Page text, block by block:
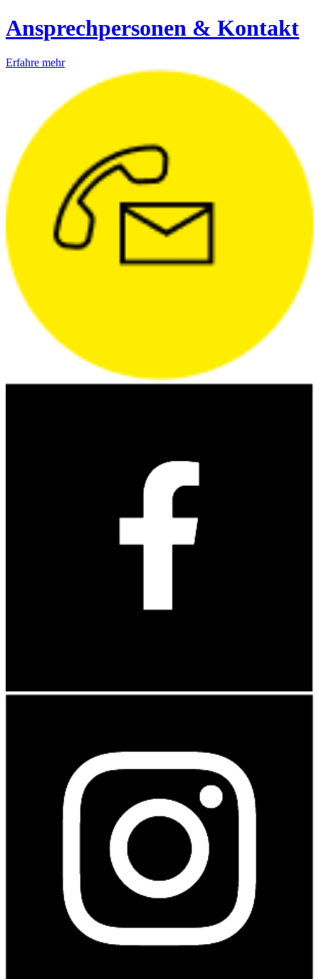
Ansprechpersonen & Kontakt
Erfahre mehr